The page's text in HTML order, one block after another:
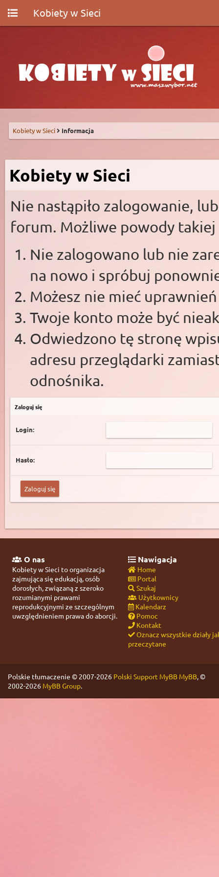
Kobiety w Sieci
Kobiety w Sieci Informacja
Kobiety w Sieci
Nie nastąpiło zalogowanie,
forum. Możliwe powody takiej
Nie zalogowano lub nie
na nowo i spróbuj
Możesz nie mieć
Twoje konto może być
Odwiedzono tę stronę
adresu przeglądarki
odnośnika.
Zaloguj się
Login:
Hasło:
O nas
Kobiety w Sieci to organizacja
zajmująca się edukacją, osób
dorosłych, związaną z szeroko
rozumianymi prawami
reprodukcyjnymi ze szczególnym
uwzględnieniem prawa do aborcji.
Nawigacja
Home
Portal
Szukaj
Użytkownicy
Kalendarz
Pomoc
Kontakt
Oznacz wszystkie działy
przeczytane
Polskie tłumaczenie © 2007-2026 Polski Support MyBB MyBB, ©
2002-2026 MyBB Group.